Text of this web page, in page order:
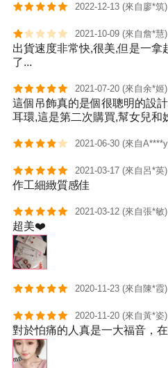
2022-12-13 (來自廖*筑)
2021-10-09 (來自詹*慧)
出貨速度非常快,很美,但是一拿
了...
2021-07-20 (來自余*姬)
這個吊飾真的是個很聰明的設
耳環,這是第二次購買,幫女兒和
2021-06-30 (來自
2021-03-17 (來自呂*英)
作工細緻質感佳
2021-03-12 (來自張*敏)
超美❤️
2020-11-23 (來自陳*霞)
2020-11-20 (來自黃*姿)
對於怕痛的人真是一大福音，